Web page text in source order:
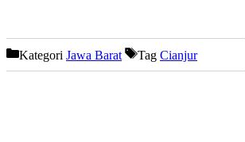
Kategori Jawa Barat Tag Cianjur